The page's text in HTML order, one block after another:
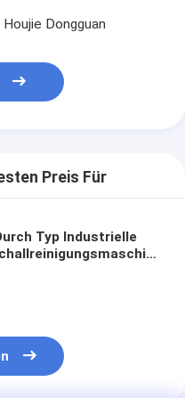
Dongguan
Preis Für
Typ Industrielle